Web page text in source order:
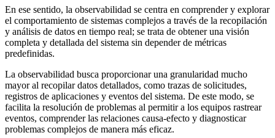
En ese sentido, la observabilidad se centra en comprender y explorar
el comportamiento de sistemas complejos a través de la recopilación
y análisis de datos en tiempo real; se trata de obtener una visión
completa y detallada del sistema sin depender de métricas
predefinidas.
La observabilidad busca proporcionar una granularidad mucho
mayor al recopilar datos detallados, como trazas de solicitudes,
registros de aplicaciones y eventos del sistema. De este modo, se
facilita la resolución de problemas al permitir a los equipos rastrear
eventos, comprender las relaciones causa-efecto y diagnosticar
problemas complejos de manera más eficaz.